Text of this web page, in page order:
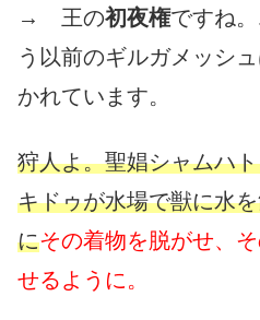
→ 王の初夜権ですね
う以前のギルガメッシ
かれています。
狩人よ。聖娼シャムハ
キドゥが水場で獣に水
にその着物を脱がせ、
せるように。